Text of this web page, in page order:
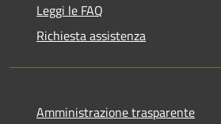
Leggi le FAQ
Richiesta assistenza
Amministrazione trasparente